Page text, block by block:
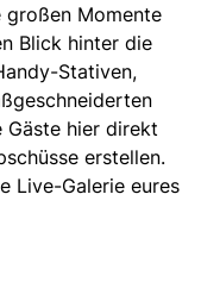
Momente
Blick hinter die
Stativen,
Gäste hier direkt
erstellen.
Live-Galerie eures